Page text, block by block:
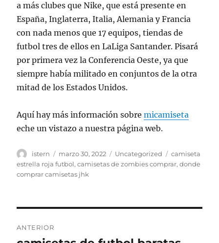
a más clubes que Nike, que está presente en
España, Inglaterra, Italia, Alemania y Francia
con nada menos que 17 equipos, tiendas de
futbol tres de ellos en LaLiga Santander. Pisará
por primera vez la Conferencia Oeste, ya que
siempre había militado en conjuntos de la otra
mitad de los Estados Unidos.
Aquí hay más información sobremicamiseta
eche un vistazo a nuestra página web.
Autor
istern
Publicado
el
marzo 30, 2022 Categorías
Uncategorized Etiquetas
camiseta
estrella roja futbol,camisetas de zombies comprar,donde
comprar camisetas jhk
de
ANTERIOR